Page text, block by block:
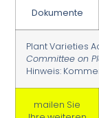
Dokumente
Plant Varieties
Committee on
Hinweis:
mailen Sie